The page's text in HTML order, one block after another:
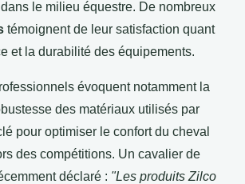
le milieu équestre. De nombreux
témoignent de leur satisfaction quant
et la durabilité des équipements.
évoquent notamment la
des matériaux utilisés par
pour optimiser le confort du cheval
des compétitions. Un cavalier de
déclaré : "Les produits Zilco